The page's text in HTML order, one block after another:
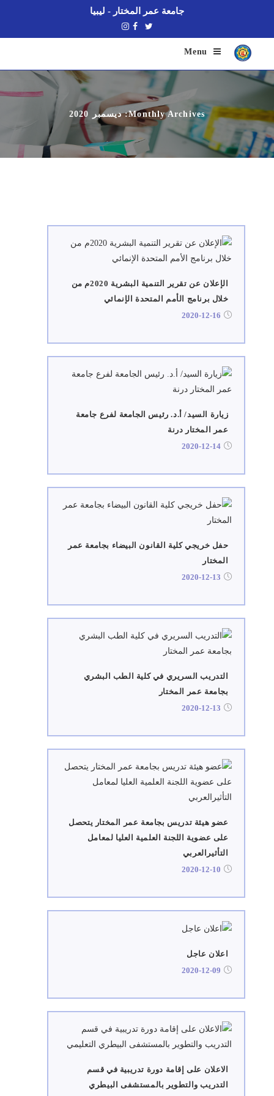
جامعة عمر المختار - ليبيا
Menu
Monthly Archives: ديسمبر 2020
الإعلان عن تقرير التنمية البشرية 2020م من
خلال برنامج الأمم المتحدة الإنمائي
2020-12-16
زيارة السيد/ أ.د. رئيس الجامعة لفرع جامعة
عمر المختار درنة
2020-12-14
حفل خريجي كلية القانون البيضاء بجامعة عمر
المختار
2020-12-13
التدريب السريري في كلية الطب البشري
بجامعة عمر المختار
2020-12-13
عضو هيئة تدريس بجامعة عمر المختار يتحصل
على عضوية اللجنة العلمية العليا لمعامل
التأثيرالعربي
2020-12-10
اعلان عاجل
2020-12-09
الاعلان على إقامة دورة تدريبية في قسم
التدريب والتطوير بالمستشفى البيطري